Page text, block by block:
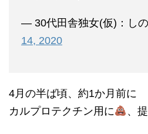
— 30代田舎独女(仮)：し
14, 2020
4月の半ば頃、約1か月前に
カルプロテクチン用に
、